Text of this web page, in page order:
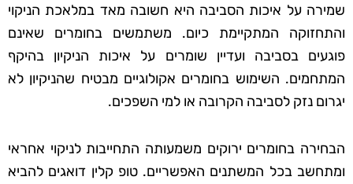
שמירה על איכות הסביבה היא חשובה מאד במלאכת הניקוי
והתחזוקה המתקיימת כיום. משתמשים בחומרים שאינם
פוגעים בסביבה ועדיין שומרים על איכות הניקיון בהיקף
המתחמים. השימוש בחומרים אקולוגיים מבטיח שהניקיון לא
יגרום נזק לסביבה הקרובה או למי השפכים.
הבחירה בחומרים ירוקים משמעותה התחייבות לניקוי אחראי
ומתחשב בכל המשתנים האפשריים. טופ קלין דואגים להביא